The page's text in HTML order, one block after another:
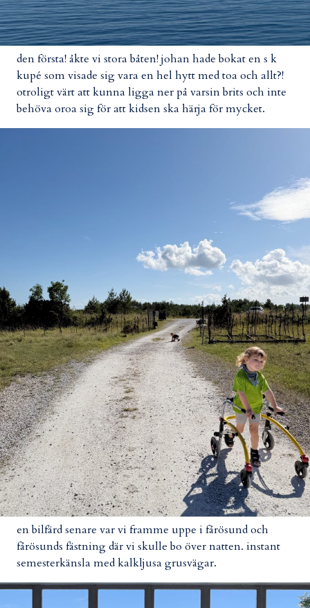
den första! åkte vi stora båten! johan hade bokat en s k
kupé som visade sig vara en hel hytt med toa och allt?!
otroligt värt att kunna ligga ner på varsin brits och inte
behöva oroa sig för att kidsen ska härja för mycket.
en bilfärd senare var vi framme uppe i fårösund och
fårösunds fästning där vi skulle bo över natten. instant
semesterkänsla med kalkljusa grusvägar.